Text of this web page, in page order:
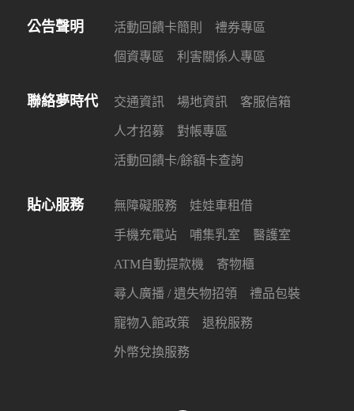
公告聲明 活動回饋卡簡則 禮券專區
個資專區 利害關係人專區
聯絡夢時代 交通資訊 場地資訊 客服信箱
人才招募 對帳專區
活動回饋卡/餘額卡查詢
貼心服務 無障礙服務 娃娃車租借
手機充電站 哺集乳室 醫護室
ATM自動提款機 寄物櫃
尋人廣播 / 遺失物招領 禮品包裝
寵物入館政策 退稅服務
外幣兌換服務